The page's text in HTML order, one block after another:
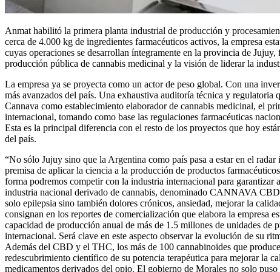
Anmat habilitó la primera planta industrial de producción y
cerca de 4.000 kg de ingredientes farmacéuticos activos, la empresa
cuyas operaciones se desarrollan íntegramente en la provincia de
producción pública de cannabis medicinal y la visión de liderar la
La empresa ya se proyecta como un actor de peso global. Con una
más avanzados del país. Una exhaustiva auditoría técnica y
Cannava como establecimiento elaborador de cannabis medicinal, el
internacional, tomando como base las regulaciones farmacéuticas
Esta es la principal diferencia con el resto de los proyectos que hoy
del país.
“No sólo Jujuy sino que la Argentina como país pasa a estar en el
premisa de aplicar la ciencia a la producción de productos
forma podremos competir con la industria internacional para
industria nacional derivado de cannabis, denominado CANNAVA
solo epilepsia sino también dolores crónicos, ansiedad, mejorar la
consignan en los reportes de comercialización que elabora la empresa
capacidad de producción anual de más de 1.5 millones de unidades
internacional. Será clave en este aspecto observar la evolución de su
Además del CBD y el THC, los más de 100 cannabinoides que
redescubrimiento científico de su potencia terapéutica para mejorar la
medicamentos derivados del opio. El gobierno de Morales no solo